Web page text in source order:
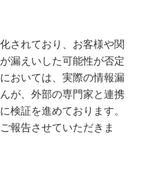
されており、お客様や関
漏えいした可能性が否定
おいては、実際の情報漏
が、外部の専門家と連携
検証を進めております。
報告させていただきま